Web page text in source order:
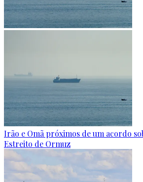
Irão e Omã próximos de um acordo
Estreito de Ormuz